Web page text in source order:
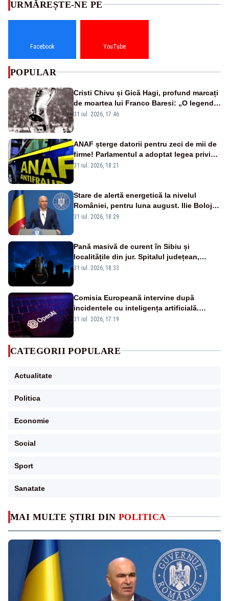
MAI MULTE ȘTIRI DIN POLITICA
URMĂREȘTE-NE PE
Facebook YouTube
POPULAR
Cristi Chivu și Gică Hagi, profund marcați
de moartea lui Franco Baresi: „O legendă
a fotbalului mondial”
31 iul. 2026, 17:46
ANAF șterge datorii pentru zeci de mii de
firme! Parlamentul a adoptat legea privind
amnistia fiscală
31 iul. 2026, 18:21
Stare de alertă energetică la nivelul
României, pentru luna august. Ilie Bolojan
a anunțat importuri și posibile restricții –
31 iul. 2026, 18:29
Pană masivă de curent în Sibiu și
localitățile din jur. Spitalul județean,
semafoarele, rețelele de telefonie, grav
31 iul. 2026, 18:33
Comisia Europeană intervine după
incidentele cu inteligența artificială.
OpenAI și Anthropic, vizate
31 iul. 2026, 17:19
CATEGORII POPULARE
Actualitate
Politica
Economie
Social
Sport
Sanatate